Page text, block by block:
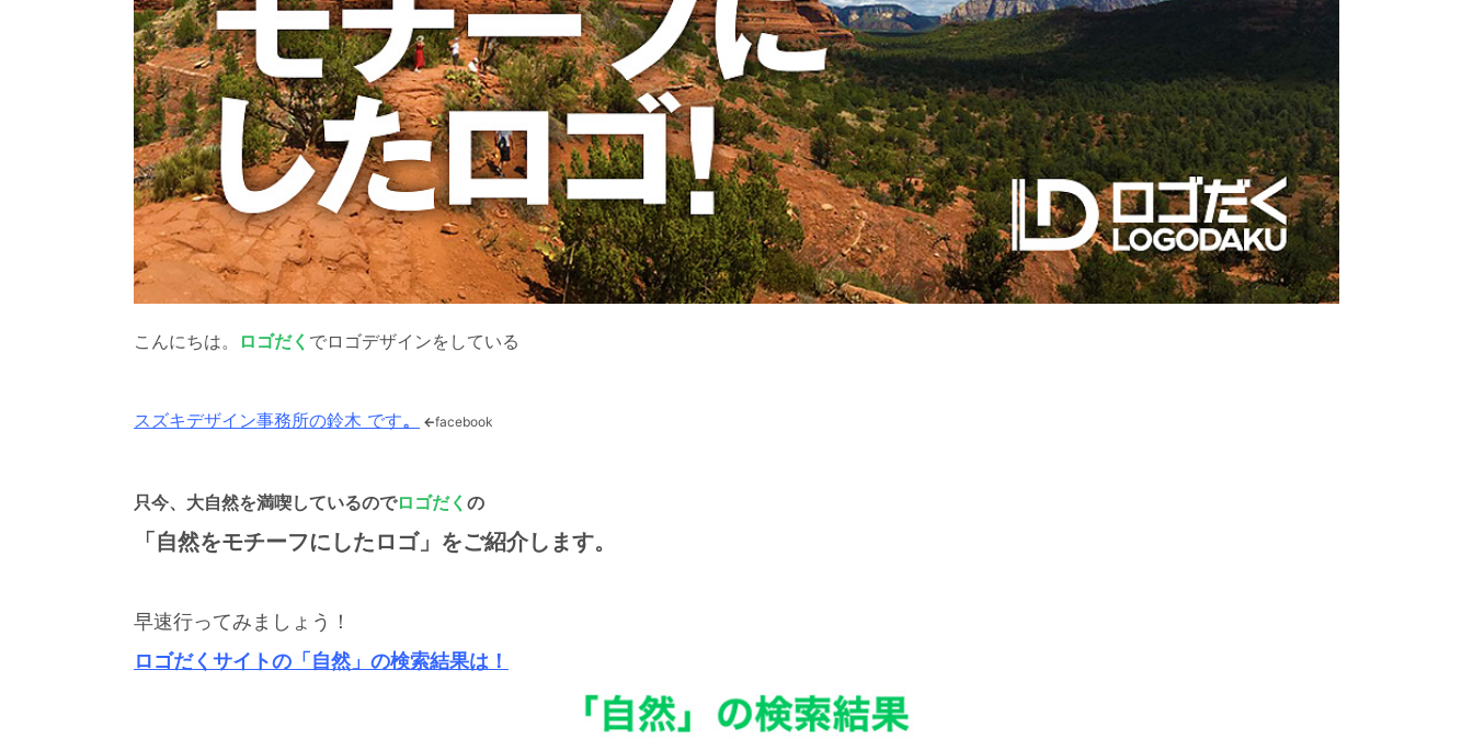
こんにちは。 ロゴだく でロゴデザインをしている
スズキデザイン事務所の鈴木 です。 ←facebook
只今、 大自然を満喫しているのでロゴだく の
「自然をモチーフにしたロゴ」をご紹介します。
早速行ってみましょう！
ロゴだくサイトの「自然」の検索結果は！